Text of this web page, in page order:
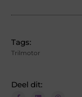
Tags:
Trilmotor
Deel dit: